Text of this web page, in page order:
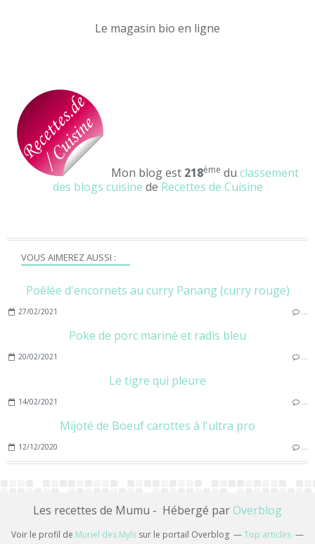
VOUS AIMEREZ AUSSI :
Poêlée d'encornets au curry Panang (curry rouge)
27/02/2021
Poke de porc mariné et radis bleu
20/02/2021
Le tigre qui pleure
14/02/2021
Mijoté de Boeuf carottes à l'ultra pro
12/12/2020
Le magasin bio en ligne
Mon blog est 218ème du classement
des blogs cuisine de Recettes de Cuisine
Les recettes de Mumu - Hébergé parOverblog
Voir le profil de Muriel des Myls sur le portail Overblog
Top articles